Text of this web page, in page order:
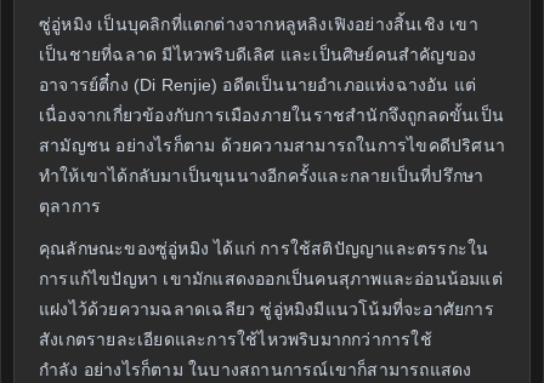
ซู่อู่หมิง เป็นบุคลิกที่แตกต่างจากหลูหลิงเฟิงอย่างสิ้นเชิง เขา
เป็นชายที่ฉลาด มีไหวพริบดีเลิศ และเป็นศิษย์คนสำคัญของ
อาจารย์ตี๋กง (Di Renjie) อดีตเป็นนายอำเภอแห่งฉางอัน แต่
เนื่องจากเกี่ยวข้องกับการเมืองภายในราชสำนักจึงถูกลดขั้นเป็น
สามัญชน อย่างไรก็ตาม ด้วยความสามารถในการไขคดีปริศนา
ทำให้เขาได้กลับมาเป็นขุนนางอีกครั้งและกลายเป็นที่ปรึกษา
ตุลาการ
คุณลักษณะของซู่อู่หมิง ได้แก่ การใช้สติปัญญาและตรรกะใน
การแก้ไขปัญหา เขามักแสดงออกเป็นคนสุภาพและอ่อนน้อมแต่
แฝงไว้ด้วยความฉลาดเฉลียว ซู่อู่หมิงมีแนวโน้มที่จะอาศัยการ
สังเกตรายละเอียดและการใช้ไหวพริบมากกว่าการใช้
กำลัง อย่างไรก็ตาม ในบางสถานการณ์เขาก็สามารถแสดง